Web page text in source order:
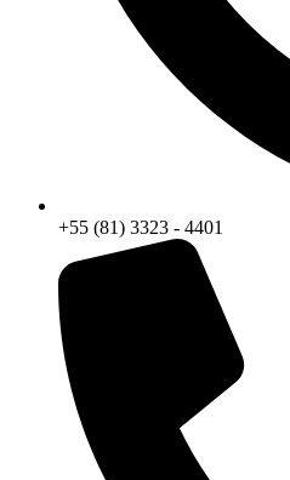
+55 (81) 3323 - 4401